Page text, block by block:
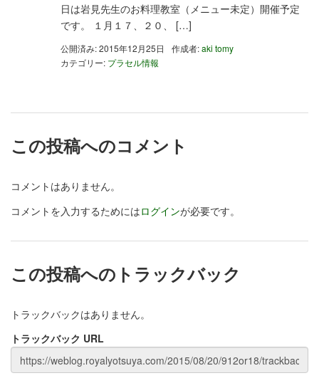
日は岩見先生のお料理教室（メニュー未定）開催予定
です。 １月１７、２０、 […]
公開済み: 2015年12月25日 作成者:aki tomy
カテゴリー: プラセル情報
この投稿へのコメント
コメントはありません。
コメントを入力するためにはログインが必要です。
この投稿へのトラックバック
トラックバックはありません。
トラックバック URL